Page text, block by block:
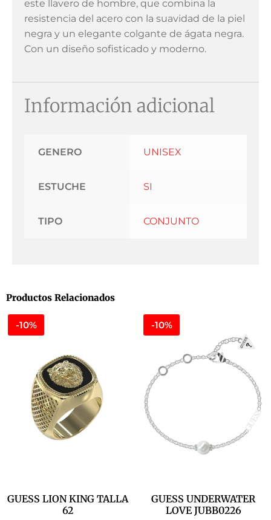
este llavero de hombre, que combina la
resistencia del acero con la suavidad de la piel
negra y un elegante colgante de ágata negra.
Con un diseño sofisticado y moderno.
Información adicional
GENERO UNISEX
ESTUCHE SI
TIPO CONJUNTO
Productos Relacionados
-10%
GUESS LION KING TALLA
62
-10%
GUESS UNDERWATER
LOVE JUBB0226